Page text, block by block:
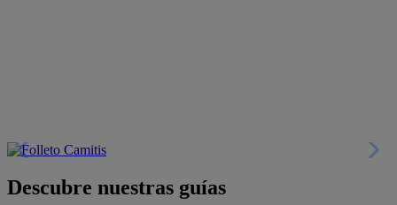
Descubre nuestras guías